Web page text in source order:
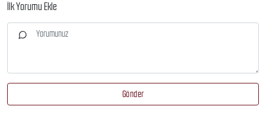
İlk Yorumu Ekle
Gönder